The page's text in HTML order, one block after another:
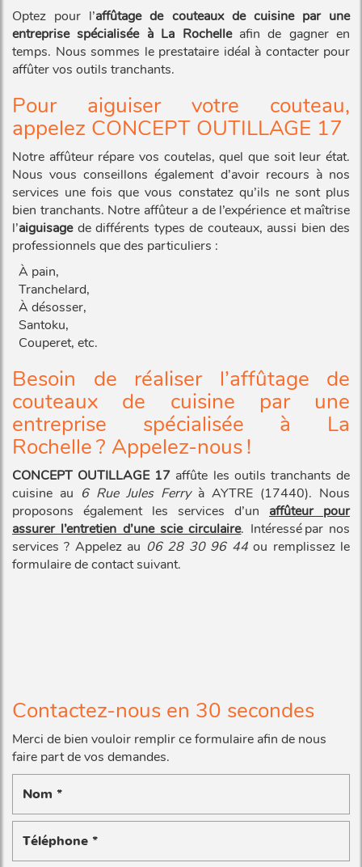
Optez pour l’affûtage de couteaux de cuisine par une
entreprise spécialisée à La Rochelleafin de gagner en
temps. Nous sommes le prestataire idéal à contacter pour
affûter vos outils tranchants.
Pour aiguiser votre couteau,
appelez CONCEPT OUTILLAGE 17
Notre affûteur répare vos coutelas, quel que soit leur état.
Nous vous conseillons également d’avoir recours à nos
services une fois que vous constatez qu’ils ne sont plus
bien tranchants. Notre affûteur a de l’expérience et maîtrise
l’aiguisagede différents types de couteaux, aussi bien des
professionnels que des particuliers :
À pain,
Tranchelard,
À désosser,
Santoku,
Couperet, etc.
Besoin de réaliser l’affûtage de
couteaux de cuisine par une
entreprise spécialisée à La
Rochelle ? Appelez-nous !
CONCEPT OUTILLAGE 17 affûte les outils tranchants de
cuisine au 6 Rue Jules Ferryà AYTRE (17440). Nous
proposons également les services d’un affûteur pour
assurer l’entretien d’une scie circulaire. Intéressé par nos
services ? Appelez au 06 28 30 96 44ou remplissez le
formulaire de contact suivant.
Contactez-nous en 30 secondes
Merci de bien vouloir remplir ce formulaire afin de nous
faire part de vos demandes.